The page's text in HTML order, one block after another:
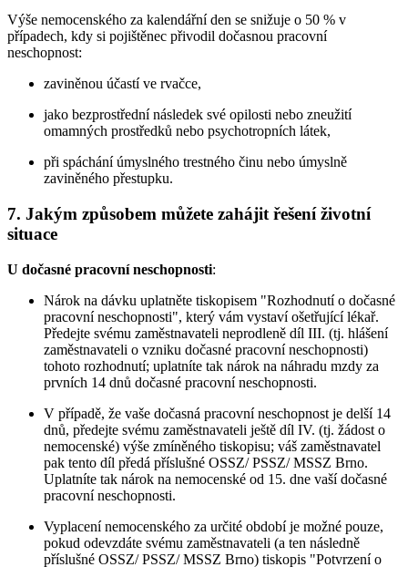
Výše nemocenského za kalendářní den se snižuje o 50 % v
případech, kdy si pojištěnec přivodil dočasnou pracovní
neschopnost:
zaviněnou účastí ve rvačce,
jako bezprostřední následek své opilosti nebo zneužití
omamných prostředků nebo psychotropních látek,
při spáchání úmyslného trestného činu nebo úmyslně
zaviněného přestupku.
7. Jakým způsobem můžete zahájit řešení životní
situace
U dočasné pracovní neschopnosti:
Nárok na dávku uplatněte tiskopisem "Rozhodnutí o dočasné
pracovní neschopnosti", který vám vystaví ošetřující lékař.
Předejte svému zaměstnavateli neprodleně díl III. (tj. hlášení
zaměstnavateli o vzniku dočasné pracovní neschopnosti)
tohoto rozhodnutí; uplatníte tak nárok na náhradu mzdy za
prvních 14 dnů dočasné pracovní neschopnosti.
V případě, že vaše dočasná pracovní neschopnost je delší 14
dnů, předejte svému zaměstnavateli ještě díl IV. (tj. žádost o
nemocenské) výše zmíněného tiskopisu; váš zaměstnavatel
pak tento díl předá příslušné OSSZ/ PSSZ/ MSSZ Brno.
Uplatníte tak nárok na nemocenské od 15. dne vaší dočasné
pracovní neschopnosti.
Vyplacení nemocenského za určité období je možné pouze,
pokud odevzdáte svému zaměstnavateli (a ten následně
příslušné OSSZ/ PSSZ/ MSSZ Brno) tiskopis "Potvrzení o